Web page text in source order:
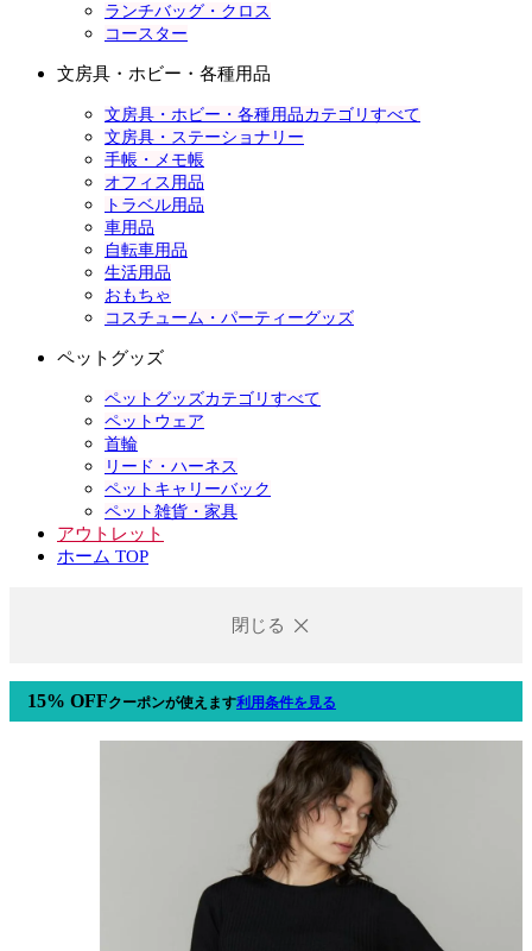
ランチバッグ・クロス
コースター
文房具・ホビー・各種用品
文房具・ホビー・各種用品カテゴリすべて
文房具・ステーショナリー
手帳・メモ帳
オフィス用品
トラベル用品
車用品
自転車用品
生活用品
おもちゃ
コスチューム・パーティーグッズ
ペットグッズ
ペットグッズカテゴリすべて
ペットウェア
首輪
リード・ハーネス
ペットキャリーバック
ペット雑貨・家具
アウトレット
ホーム TOP
閉じる
15% OFFクーポンが使えます利用条件を見る